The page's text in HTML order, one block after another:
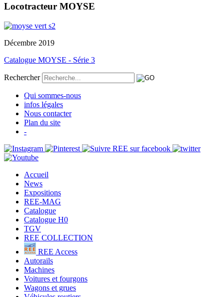
Locotracteur MOYSE
Décembre 2019
Catalogue MOYSE - Série 3
Rechercher
Qui sommes-nous
infos légales
Nous contacter
Plan du site
-
Accueil
News
Expositions
REE-MAG
Catalogue
Catalogue H0
TGV
REE COLLECTION
REE Access
Autorails
Machines
Voitures et fourgons
Wagons et grues